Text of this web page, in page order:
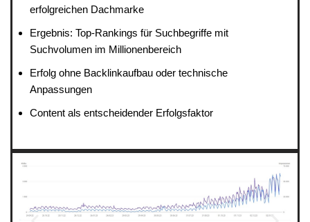
erfolgreichen Dachmarke
Ergebnis: Top-Rankings für Suchbegriffe mit
Suchvolumen im Millionenbereich
Erfolg ohne Backlinkaufbau oder technische
Anpassungen
Content als entscheidender Erfolgsfaktor